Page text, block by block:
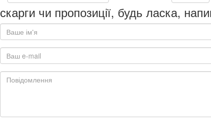
скарги чи пропозиції, будь ласка,